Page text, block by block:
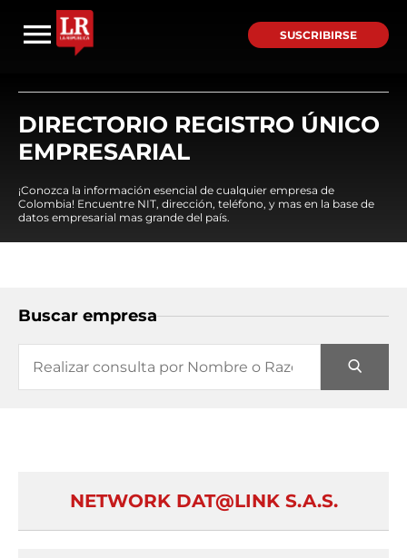
SUSCRIBIRSE
DIRECTORIO REGISTRO ÚNICO
EMPRESARIAL
¡Conozca la información esencial de cualquier empresa de
Colombia! Encuentre NIT, dirección, teléfono, y mas en la base de
datos empresarial mas grande del país.
Buscar empresa
NETWORK DAT@LINK S.A.S.